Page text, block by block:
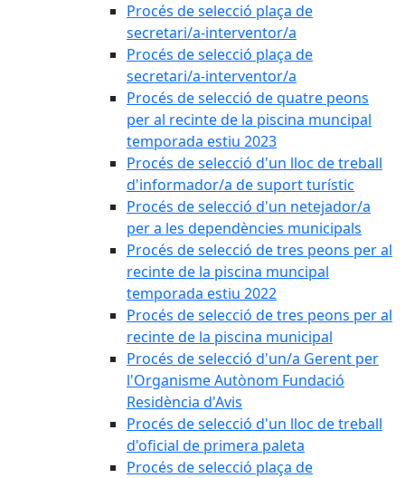
Procés de selecció plaça de
secretari/a-interventor/a
Procés de selecció plaça de
secretari/a-interventor/a
Procés de selecció de quatre peons
per al recinte de la piscina muncipal
temporada estiu 2023
Procés de selecció d'un lloc de treball
d'informador/a de suport turístic
Procés de selecció d'un netejador/a
per a les dependències municipals
Procés de selecció de tres peons per al
recinte de la piscina muncipal
temporada estiu 2022
Procés de selecció de tres peons per al
recinte de la piscina municipal
Procés de selecció d'un/a Gerent per
l'Organisme Autònom Fundació
Residència d'Avis
Procés de selecció d'un lloc de treball
d'oficial de primera paleta
Procés de selecció plaça de